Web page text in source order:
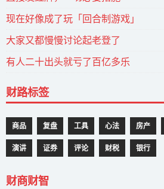
现在好像成了玩「回合制游戏」
大家又都慢慢讨论起老登了
有人二十出头就亏了百亿多乐
财路标签
商品 复盘 工具 心法 房产
演讲 证券 评论 财税 银行
财商财智